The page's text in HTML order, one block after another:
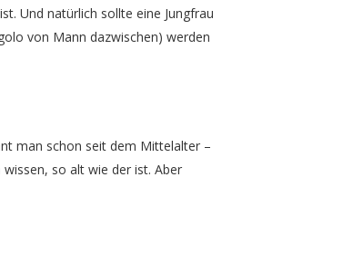
Und natürlich sollte eine Jungfrau
von Mann dazwischen) werden
man schon seit dem Mittelalter –
so alt wie der ist. Aber